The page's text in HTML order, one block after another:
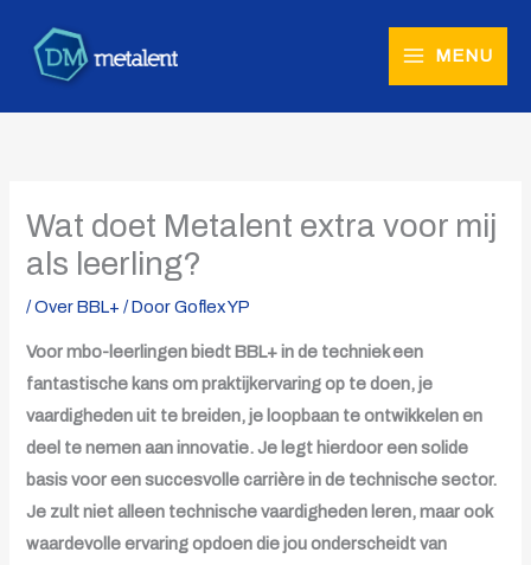
inhoud
MENU
Wat doet Metalent extra voor mij
als leerling?
/Over BBL+ / DoorGoflex YP
Voor mbo-leerlingen biedt BBL+ in de techniek een
fantastische kans om praktijkervaring op te doen, je
vaardigheden uit te breiden, je loopbaan te ontwikkelen en
deel te nemen aan innovatie. Je legt hierdoor een solide
basis voor een succesvolle carrière in de technische sector.
Je zult niet alleen technische vaardigheden leren, maar ook
waardevolle ervaring opdoen die jou onderscheidt van